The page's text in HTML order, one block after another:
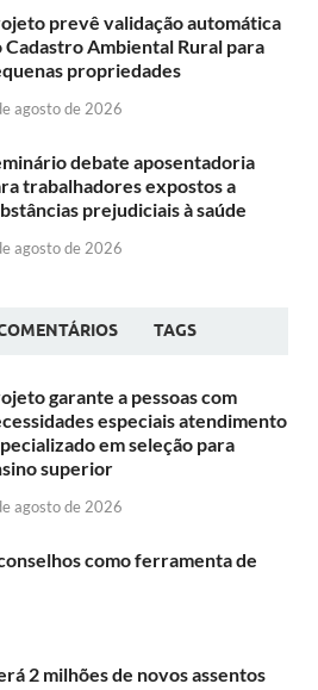
prevê validação automática
Cadastro Ambiental Rural para
propriedades
agosto de 2026
debate aposentadoria
trabalhadores expostos a
prejudiciais à saúde
agosto de 2026
TAGS
garante a pessoas com
especiais atendimento
em seleção para
superior
agosto de 2026
como ferramenta de
2 milhões de novos assentos